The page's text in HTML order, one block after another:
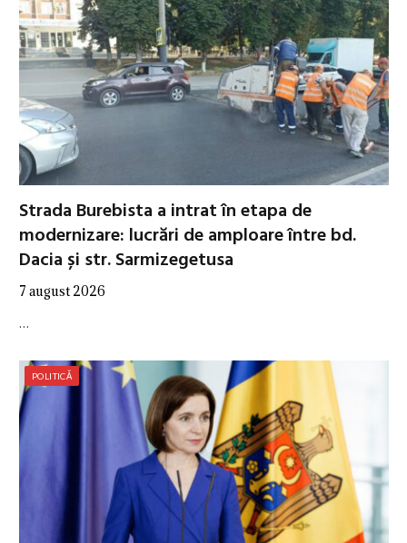
Strada Burebista a intrat în etapa de
modernizare: lucrări de amploare între bd.
Dacia și str. Sarmizegetusa
7 august 2026
…
POLITICĂ